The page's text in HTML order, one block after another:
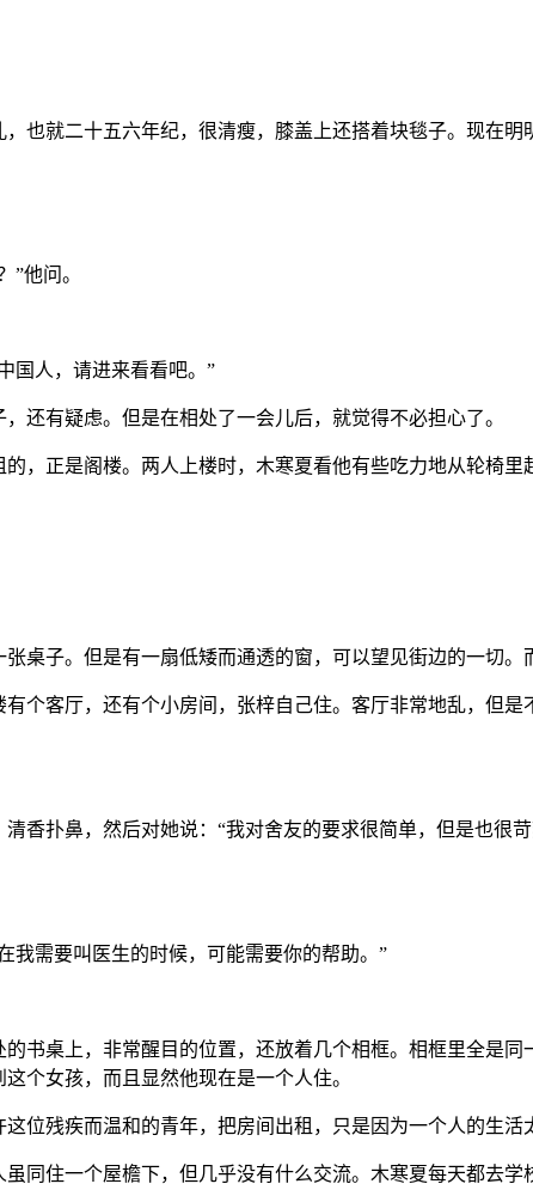
也就二十五六年纪，很清瘦，膝盖上还搭着块毯子。现在明
”他问。
国人，请进来看看吧。”
还有疑虑。但是在相处了一会儿后，就觉得不必担心了。
，正是阁楼。两人上楼时，木寒夏看他有些吃力地从轮椅里
桌子。但是有一扇低矮而通透的窗，可以望见街边的一切。
个客厅，还有个小房间，张梓自己住。客厅非常地乱，但
香扑鼻，然后对她说：“我对舍友的要求很简单，但是也很
我需要叫医生的时候，可能需要你的帮助。”
书桌上，非常醒目的位置，还放着几个相框。相框里全是
个女孩，而且显然他现在是一个人住。
位残疾而温和的青年，把房间出租，只是因为一个人的生活
同住一个屋檐下，但几乎没有什么交流。木寒夏每天都去